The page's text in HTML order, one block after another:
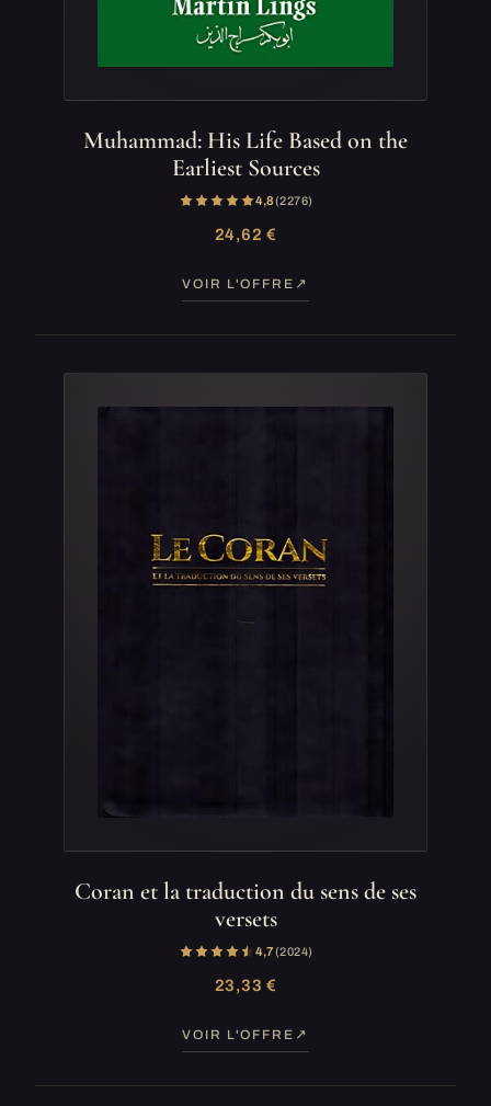
Muhammad: His Life Based on the
Earliest Sources
4,8(2 276)
24,62 €
VOIR L'OFFRE
Coran et la traduction du sens de ses
versets
4,7(2 024)
23,33 €
VOIR L'OFFRE